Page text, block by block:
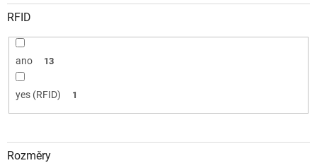
RFID
ano 13
yes (RFID) 1
Rozměry